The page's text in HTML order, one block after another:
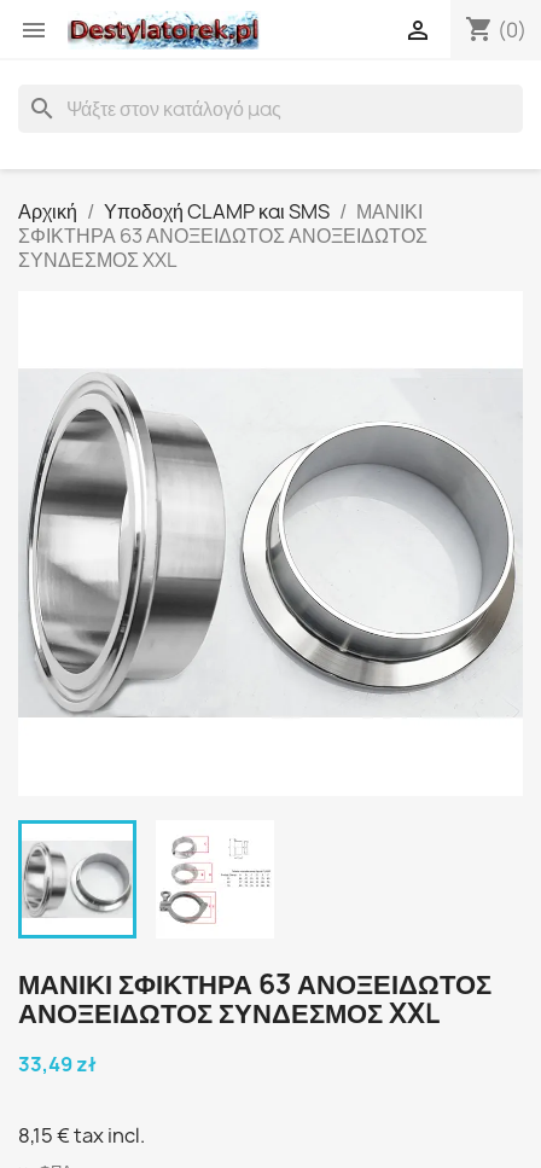
 shopping_cart (0)

search
Αρχική Υποδοχή CLAMP και SMS
ΜΑΝΙΚΙ
ΣΦΙΚΤΗΡΑ 63 ΑΝΟΞΕΙΔΩΤΟΣ ΑΝΟΞΕΙΔΩΤΟΣ
ΣΥΝΔΕΣΜΟΣ XXL
ΜΑΝΙΚΙ ΣΦΙΚΤΗΡΑ 63 ΑΝΟΞΕΙΔΩΤΟΣ
ΑΝΟΞΕΙΔΩΤΟΣ ΣΥΝΔΕΣΜΟΣ XXL
33,49 zł
8,15 €tax incl.